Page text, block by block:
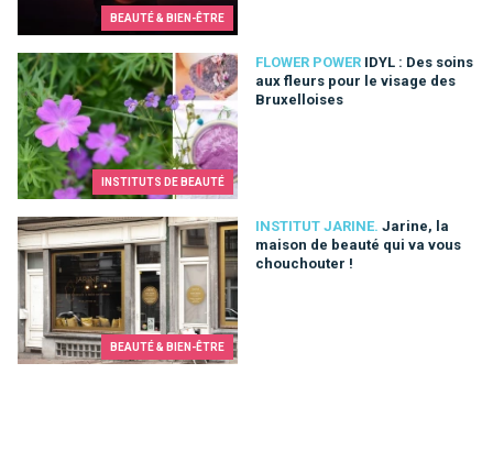
BEAUTÉ & BIEN-ÊTRE
INSTITUTS DE BEAUTÉ
FLOWER POWER IDYL : Des soins
aux fleurs pour le visage des
Bruxelloises
IDYL : Des soins aux fleurs pour le visage des Bruxelloises
BEAUTÉ & BIEN-ÊTRE
INSTITUT JARINE. Jarine, la
maison de beauté qui va vous
chouchouter !
Jarine, la maison de beauté qui va vous chouchouter !